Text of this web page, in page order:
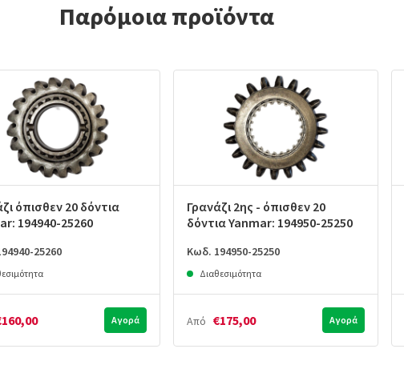
Παρόμοια προϊόντα
όπισθεν 20 δόντια
194940-25260
25260
Αγορά
Γρανάζι 2ης - όπισθεν 20
δόντια Yanmar: 194950-25250
Κωδ. 194950-25250
Διαθεσιμότητα
Από €175,00 Αγορά